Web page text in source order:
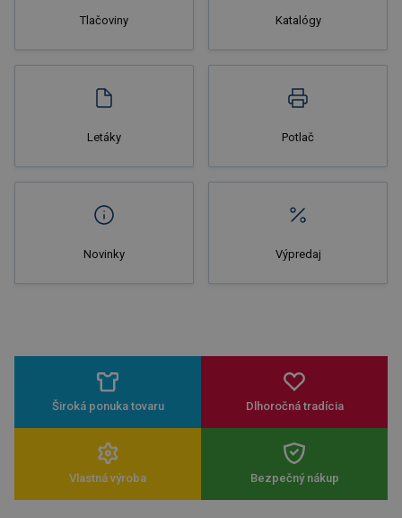
Tlačoviny Katalógy
Letáky Potlač
Novinky Výpredaj
Široká ponuka tovaru Dlhoročná tradícia
Vlastná výroba Bezpečný nákup